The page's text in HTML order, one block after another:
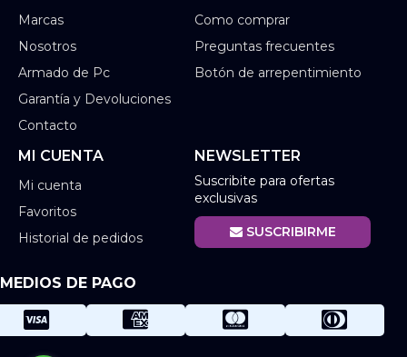
Marcas
Nosotros
Armado de Pc
Garantía y Devoluciones
Contacto
Como comprar
Preguntas frecuentes
Botón de arrepentimiento
MI CUENTA
Mi cuenta
Favoritos
Historial de pedidos
NEWSLETTER
Suscribite para ofertas
exclusivas
SUSCRIBIRME
MEDIOS DE PAGO